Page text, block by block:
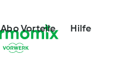
Abo Vorteile Hilfe